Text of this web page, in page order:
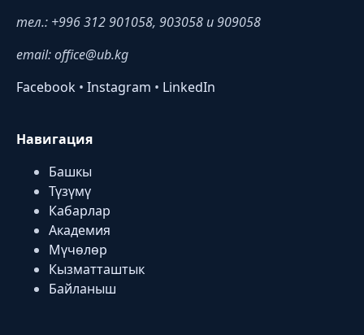
тел.: +996 312 901058, 903058 и 909058
email: office@ub.kg
Facebook • Instagram • LinkedIn
Навигация
Башкы
Түзүмү
Кабарлар
Академия
Мүчөлөр
Кызматташтык
Байланыш